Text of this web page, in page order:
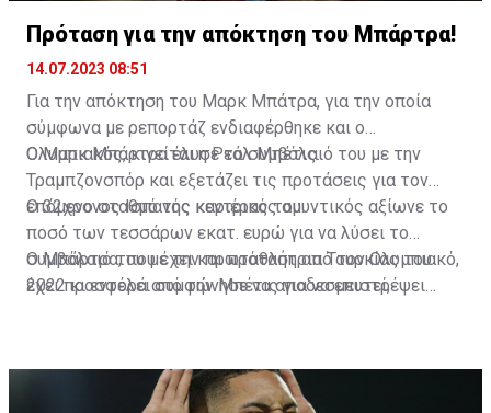
Πρόταση για την απόκτηση του Μπάρτρα!
14.07.2023 08:51
Για την απόκτηση του Μαρκ Μπάτρα, για την οποία
σύμφωνα με ρεπορτάζ ενδιαφέρθηκε και ο
Ολυμπιακός, κινείται η Ρεάλ Μπέτις.
Ο Μαρκ Μπάρτρα έλυσε το συμβόλαιό του με την
Τραμπζονσπόρ και εξετάζει τις προτάσεις για τον
επόμενο σταθμό της καριέρας του.
Ο 32χρονος Ισπανός κεντρικός αμυντικός αξίωνε το
ποσό των τεσσάρων εκατ. ευρώ για να λύσει το
συμβόλαιό του με την πρωταθλήτρια Τουρκίας του
2022 κι εντέλει συμφώνησε να αποδεσμευτεί,
Ο Μπάρτρα, που έχει και πρόταση από τον Ολυμπιακό,
έχει προσφορά από την Μπέτις για να επιστρέψει